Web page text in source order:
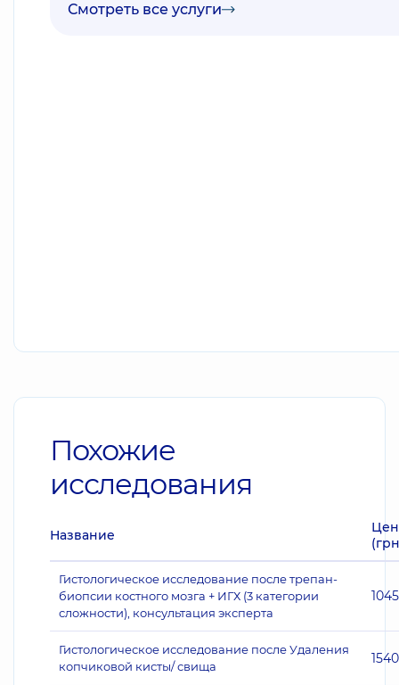
Смотреть все услуги
Похожие
исследования
Название
Гистологическое исследование после трепан-
биопсии костного мозга + ИГХ (3 категории
сложности), консультация эксперта
Гистологическое исследование после Удаления
копчиковой кисты/ свища
1540